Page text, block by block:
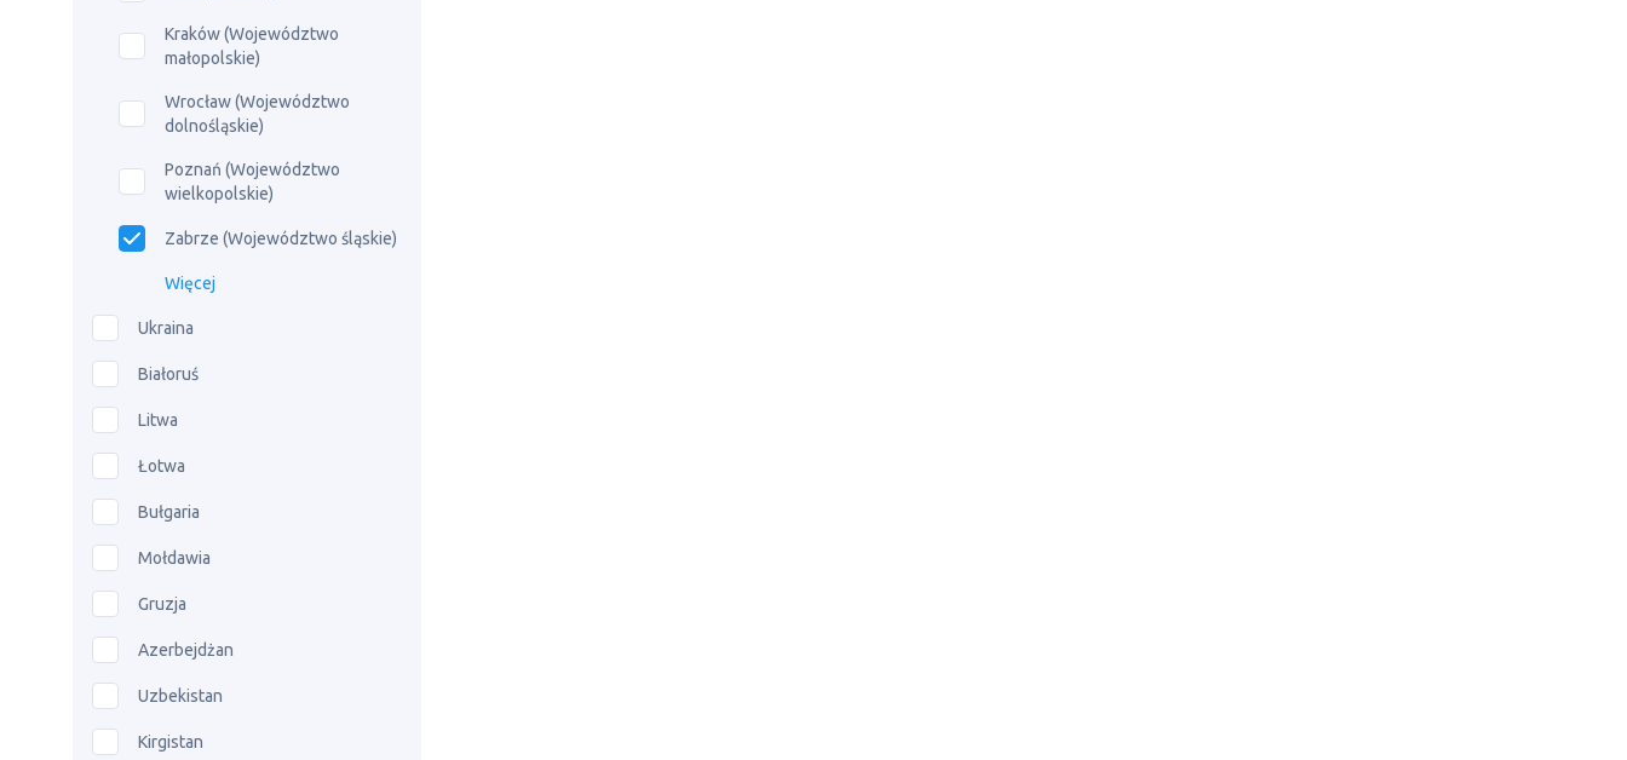
Kraków (Województwo
małopolskie)
Wrocław (Województwo
dolnośląskie)
Poznań (Województwo
wielkopolskie)
Zabrze (Województwo śląskie)
Więcej
Ukraina
Białoruś
Litwa
Łotwa
Bułgaria
Mołdawia
Gruzja
Azerbejdżan
Uzbekistan
Kirgistan